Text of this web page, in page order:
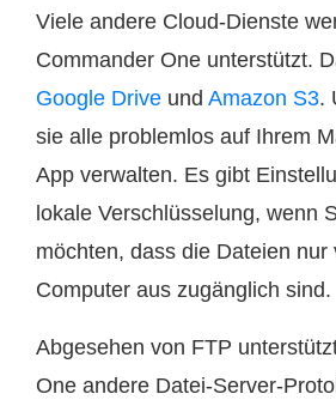
Viele andere Cloud-Dienste
Commander One unterstützt.
Google Drive und Amazon S3.
sie alle problemlos auf Ihrem
App verwalten. Es gibt
lokale Verschlüsselung, wenn
möchten, dass die Dateien nur
Computer aus zugänglich sind.
Abgesehen von FTP
One andere Datei-Server-